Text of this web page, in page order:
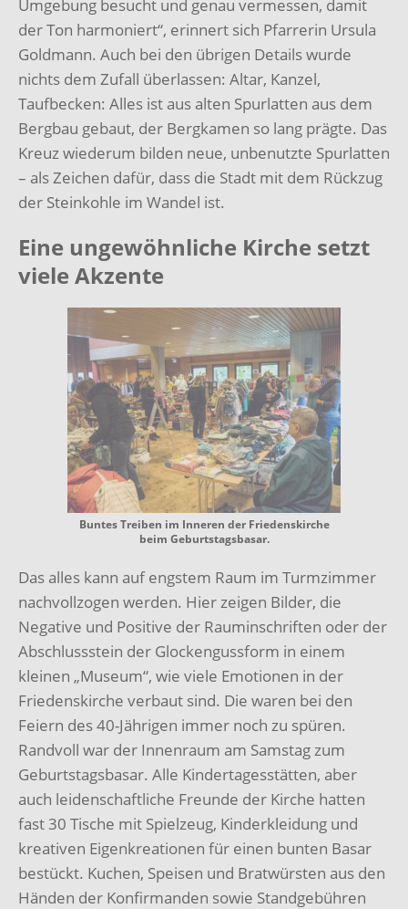
Umgebung besucht und genau vermessen, damit
der Ton harmoniert“, erinnert sich Pfarrerin Ursula
Goldmann. Auch bei den übrigen Details wurde
nichts dem Zufall überlassen: Altar, Kanzel,
Taufbecken: Alles ist aus alten Spurlatten aus dem
Bergbau gebaut, der Bergkamen so lang prägte. Das
Kreuz wiederum bilden neue, unbenutzte Spurlatten
– als Zeichen dafür, dass die Stadt mit dem Rückzug
der Steinkohle im Wandel ist.
Eine ungewöhnliche Kirche setzt
viele Akzente
Buntes Treiben im Inneren der Friedenskirche
beim Geburtstagsbasar.
Das alles kann auf engstem Raum im Turmzimmer
nachvollzogen werden. Hier zeigen Bilder, die
Negative und Positive der Rauminschriften oder der
Abschlussstein der Glockengussform in einem
kleinen „Museum“, wie viele Emotionen in der
Friedenskirche verbaut sind. Die waren bei den
Feiern des 40-Jährigen immer noch zu spüren.
Randvoll war der Innenraum am Samstag zum
Geburtstagsbasar. Alle Kindertagesstätten, aber
auch leidenschaftliche Freunde der Kirche hatten
fast 30 Tische mit Spielzeug, Kinderkleidung und
kreativen Eigenkreationen für einen bunten Basar
bestückt. Kuchen, Speisen und Bratwürsten aus den
Händen der Konfirmanden sowie Standgebühren